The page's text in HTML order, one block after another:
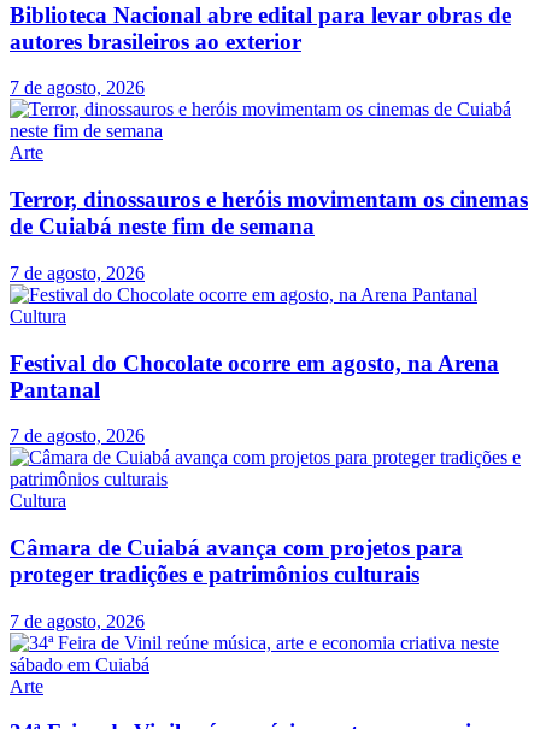
Biblioteca Nacional abre edital para levar obras de
autores brasileiros ao exterior
7 de agosto, 2026
Arte
Terror, dinossauros e heróis movimentam os cinemas
de Cuiabá neste fim de semana
7 de agosto, 2026
Cultura
Festival do Chocolate ocorre em agosto, na Arena
Pantanal
7 de agosto, 2026
Cultura
Câmara de Cuiabá avança com projetos para
proteger tradições e patrimônios culturais
7 de agosto, 2026
Arte